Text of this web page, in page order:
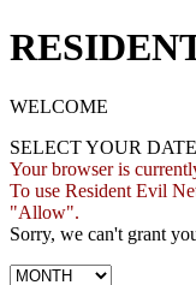
WELCOME
SELECT YOUR
Your browser is
To use Resident Evil
"Allow".
Sorry, we can't grant